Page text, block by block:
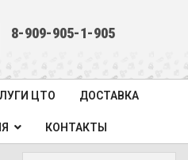
8-909-905-1-905
ЦТО ДОСТАВКА
КОНТАКТЫ